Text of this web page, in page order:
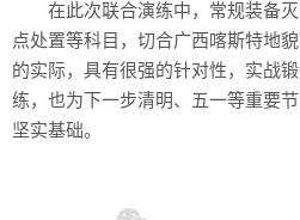
在此次联合演练中，常规装备
点处置等科目，切合广西喀斯特地
的实际，具有很强的针对性，实战
练，也为下一步清明、五一等重要
坚实基础。